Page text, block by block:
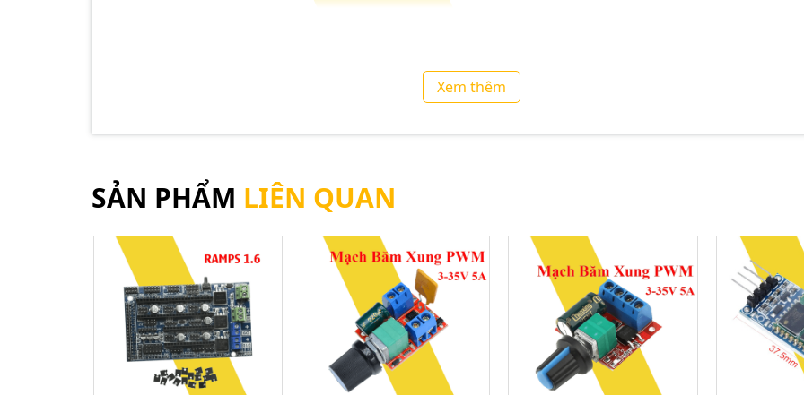
Xem thêm
SẢN PHẨM LIÊN QUAN